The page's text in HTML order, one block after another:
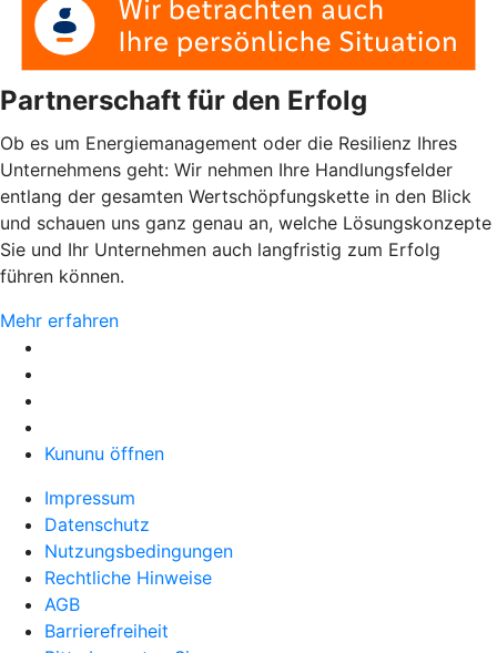
Partnerschaft für den Erfolg
Ob es um Energiemanagement oder die Resilienz Ihres
Unternehmens geht: Wir nehmen Ihre Handlungsfelder
entlang der gesamten Wertschöpfungskette in den Blick
und schauen uns ganz genau an, welche Lösungskonzepte
Sie und Ihr Unternehmen auch langfristig zum Erfolg
führen können.
Mehr erfahren
Kununu öffnen
Impressum
Datenschutz
Nutzungsbedingungen
Rechtliche Hinweise
AGB
Barrierefreiheit